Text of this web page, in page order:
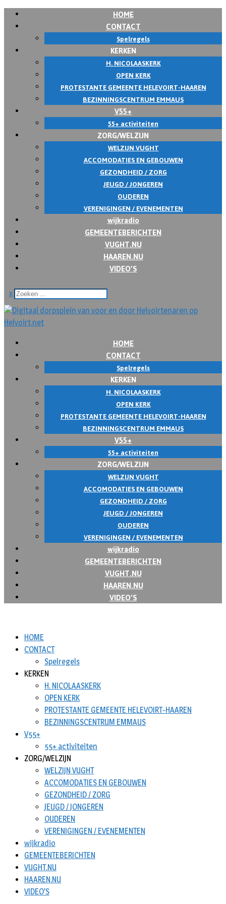
Skip
HOME
CONTACT
Spelregels
KERKEN
H. NICOLAASKERK
OPEN KERK
PROTESTANTE GEMEENTE HELEVOIRT-HAAREN
BEZINNINGSCENTRUM EMMAUS
V55+
55+ activiteiten
ZORG/WELZIJN
WELZIJN VUGHT
ACCOMODATIES EN GEBOUWEN
GEZONDHEID / ZORG
JEUGD / JONGEREN
OUDEREN
VERENIGINGEN / EVENEMENTEN
wijkradio
GEMEENTEBERICHTEN
VUGHT.NU
HAAREN.NU
VIDEO’S
x
HOME
CONTACT
Spelregels
KERKEN
H. NICOLAASKERK
OPEN KERK
PROTESTANTE GEMEENTE HELEVOIRT-HAAREN
BEZINNINGSCENTRUM EMMAUS
V55+
55+ activiteiten
ZORG/WELZIJN
WELZIJN VUGHT
ACCOMODATIES EN GEBOUWEN
GEZONDHEID / ZORG
JEUGD / JONGEREN
OUDEREN
VERENIGINGEN / EVENEMENTEN
wijkradio
GEMEENTEBERICHTEN
VUGHT.NU
HAAREN.NU
VIDEO’S
HOME
CONTACT
Spelregels
KERKEN
H. NICOLAASKERK
OPEN KERK
PROTESTANTE GEMEENTE HELEVOIRT-HAAREN
BEZINNINGSCENTRUM EMMAUS
V55+
55+ activiteiten
ZORG/WELZIJN
WELZIJN VUGHT
ACCOMODATIES EN GEBOUWEN
GEZONDHEID / ZORG
JEUGD / JONGEREN
OUDEREN
VERENIGINGEN / EVENEMENTEN
wijkradio
GEMEENTEBERICHTEN
VUGHT.NU
HAAREN.NU
VIDEO’S